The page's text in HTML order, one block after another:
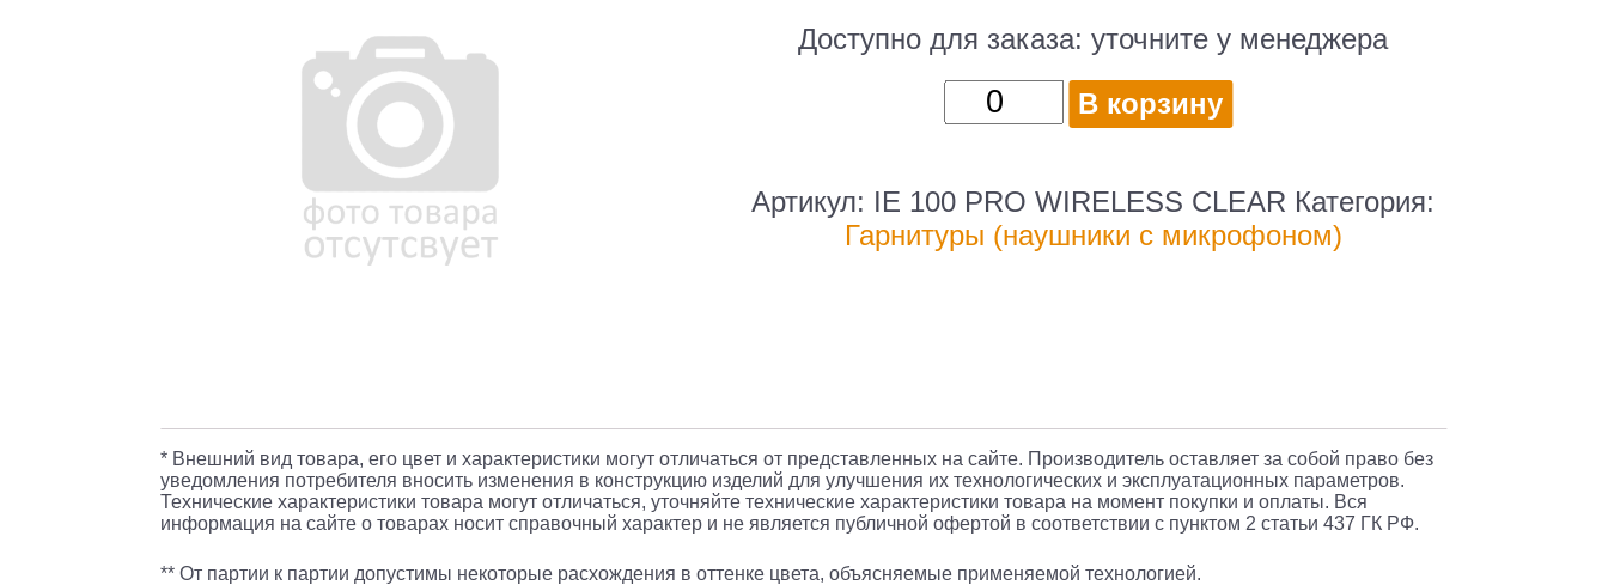
Доступно для заказа:уточните у менеджера
Количество
товара
Sennheiser
509172
WIRELESS
CLEAR
/
Наушники
Sennheiser
В корзину
Артикул: IE 100 PRO WIRELESS CLEAR Категория:
Гарнитуры (наушники с микрофоном)
* Внешний вид товара, его цвет и характеристики могут отличаться от представленных на сайте. Производитель оставляет за собой право без
уведомления потребителя вносить изменения в конструкцию изделий для улучшения их технологических и эксплуатационных параметров.
Технические характеристики товара могут отличаться, уточняйте технические характеристики товара на момент покупки и оплаты. Вся
информация на сайте о товарах носит справочный характер и не является публичной офертой в соответствии с пунктом 2 статьи 437 ГК РФ.
** От партии к партии допустимы некоторые расхождения в оттенке цвета, объясняемые применяемой технологией.